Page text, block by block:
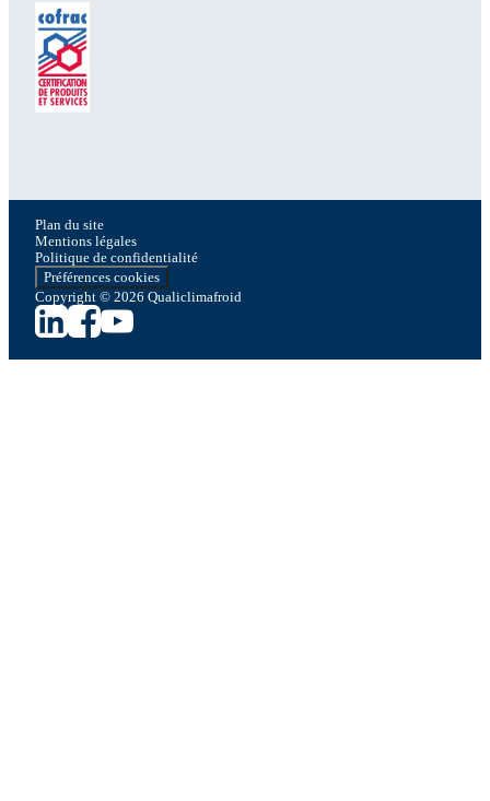
Plan du site
Mentions légales
Politique de confidentialité
Préférences cookies
Copyright © 2026 Qualiclimafroid